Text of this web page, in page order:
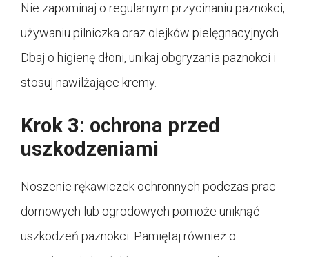
Nie zapominaj o regularnym przycinaniu paznokci,
używaniu pilniczka oraz olejków pielęgnacyjnych.
Dbaj o higienę dłoni, unikaj obgryzania paznokci i
stosuj nawilżające kremy.
Krok 3: ochrona przed
uszkodzeniami
Noszenie rękawiczek ochronnych podczas prac
domowych lub ogrodowych pomoże uniknąć
uszkodzeń paznokci. Pamiętaj również o